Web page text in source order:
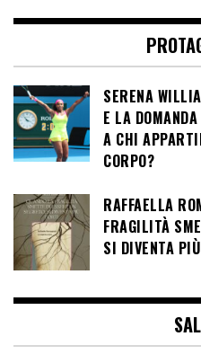
SERENA
E LA
A CHI
CORPO?
RAFFAELLA
FRAGILITÀ
SI DIVENTA